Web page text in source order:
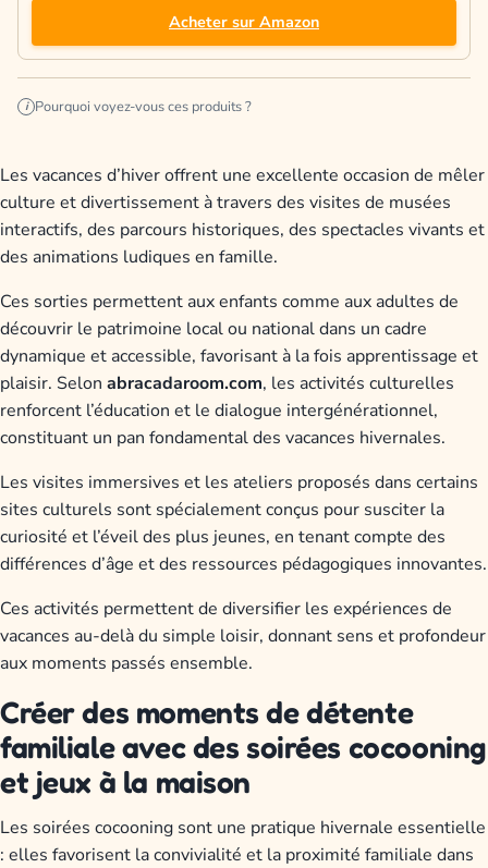
Acheter sur Amazon
i Pourquoi voyez-vous ces produits ?
Les vacances d’hiver offrent une excellente occasion de mêler
culture et divertissement à travers des visites de musées
interactifs, des parcours historiques, des spectacles vivants et
des animations ludiques en famille.
Ces sorties permettent aux enfants comme aux adultes de
découvrir le patrimoine local ou national dans un cadre
dynamique et accessible, favorisant à la fois apprentissage et
plaisir. Selon abracadaroom.com, les activités culturelles
renforcent l’éducation et le dialogue intergénérationnel,
constituant un pan fondamental des vacances hivernales.
Les visites immersives et les ateliers proposés dans certains
sites culturels sont spécialement conçus pour susciter la
curiosité et l’éveil des plus jeunes, en tenant compte des
différences d’âge et des ressources pédagogiques innovantes.
Ces activités permettent de diversifier les expériences de
vacances au-delà du simple loisir, donnant sens et profondeur
aux moments passés ensemble.
Créer des moments de détente
familiale avec des soirées cocooning
et jeux à la maison
Les soirées cocooning sont une pratique hivernale essentielle
: elles favorisent la convivialité et la proximité familiale dans